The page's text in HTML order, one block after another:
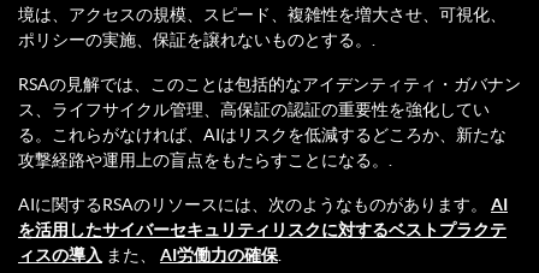
境は、アクセスの規模、スピード、複雑性を増大させ、可視化、
ポリシーの実施、保証を譲れないものとする。.
RSAの見解では、このことは包括的なアイデンティティ・ガバナン
ス、ライフサイクル管理、高保証の認証の重要性を強化してい
る。これらがなければ、AIはリスクを低減するどころか、新たな
攻撃経路や運用上の盲点をもたらすことになる。.
AIに関するRSAのリソースには、次のようなものがあります。 AI
を活用したサイバーセキュリティリスクに対するベストプラクテ
ィスの導入 また、 AI労働力の確保